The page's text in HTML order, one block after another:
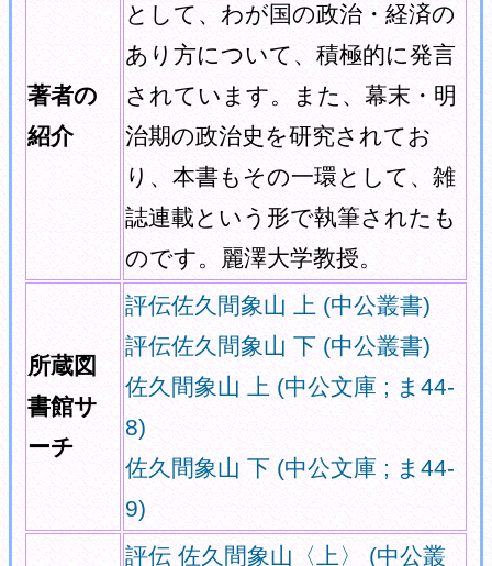
著者の
紹介
として、わが国の政治・経済の
あり方について、積極的に発言
されています。また、幕末・明
治期の政治史を研究されてお
り、本書もその一環として、雑
誌連載という形で執筆されたも
のです。麗澤大学教授。
所蔵図
書館サ
ーチ
評伝佐久間象山 上 (中公叢書)
評伝佐久間象山 下 (中公叢書)
佐久間象山 上 (中公文庫 ; ま44-
8)
佐久間象山 下 (中公文庫 ; ま44-
9)
評伝 佐久間象山〈上〉 (中公叢